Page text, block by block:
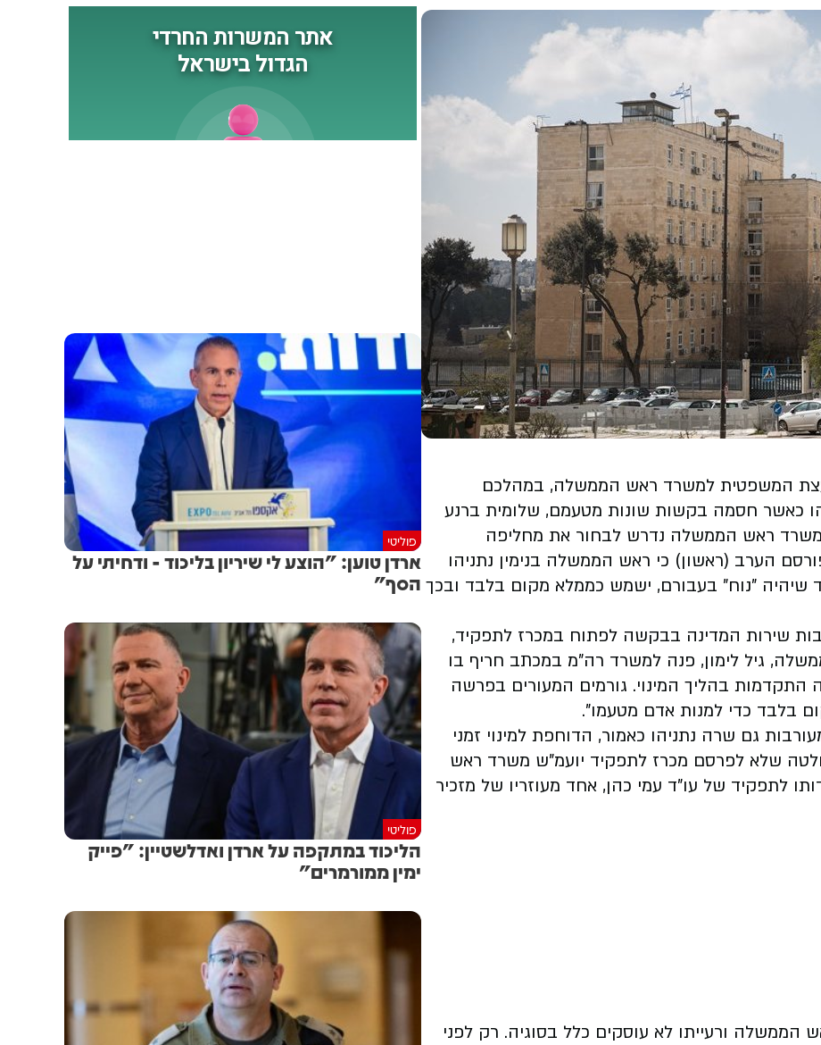
המשפטית למשרד ראש הממשלה, במהלכם
כאשר חסמה בקשות שונות מטעמם, שלומית ברנע
ראש הממשלה נדרש לבחור את מחליפה
המהווה שומר סף - ובחדשות 13 פורסם הערב (ראשון) כי ראש הממשלה בנימין נתניהו
שיהיה "נוח" בעבורם, ישמש כממלא מקום בלבד ובכך
שירות המדינה בבקשה לפתוח במכרז לתפקיד,
גיל לימון, פנה למשרד רה"מ במכתב חריף בו
בהליך המינוי. גורמים המעורים בפרשה
בלבד כדי למנות אדם מטעמו".
גם שרה נתניהו כאמור, הדוחפת למינוי זמני
שלא לפרסם מכרז לתפקיד יועמ"ש משרד ראש
לתפקיד של עו"ד עמי כהן, אחד מעוזריו של מזכיר
ורעייתו לא עוסקים כלל בסוגיה. רק לפני
פוליטי
ארדן טוען: "הוצע לי שיריון בליכוד - ודחיתי על
הסף"
פוליטי
הליכוד במתקפה על ארדן ואדלשטיין: "פייק
ימין ממורמרים"